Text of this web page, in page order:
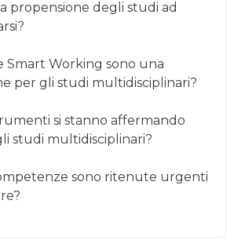
propensione degli studi ad
Smart Working sono una
per gli studi multidisciplinari?
si stanno affermando
studi multidisciplinari?
sono ritenute urgenti